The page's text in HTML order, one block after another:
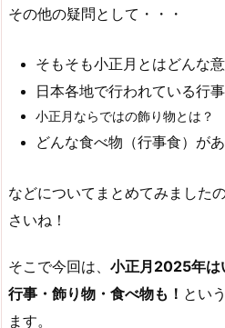
その他の疑問として・・・
そもそも小正月とはどんな
日本各地で行われている行
小正月ならではの飾り物とは？
どんな食べ物（行事食）が
などについてまとめてみました
さいね！
そこで今回は、 小正月2025年は
行事・飾り物・食べ物も！ とい
ます。